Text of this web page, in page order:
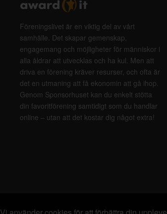
Föreningslivet är en viktig del av vårt
samhälle. Det skapar gemenskap,
engagemang och möjligheter för människor i
alla åldrar att utvecklas och ha kul. Men att
driva en förening kräver resurser, och ofta är
det en utmaning att få ekonomin att gå ihop.
Genom Sponsorhuset kan du enkelt stötta
din favoritförening samtidigt som du handlar
online – utan att det kostar dig något extra!